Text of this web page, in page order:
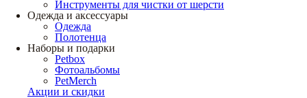
Инструменты для чистки от шерсти
Одежда и аксессуары
Одежда
Полотенца
Наборы и подарки
Petbox
Фотоальбомы
PetMerch
Акции и скидки